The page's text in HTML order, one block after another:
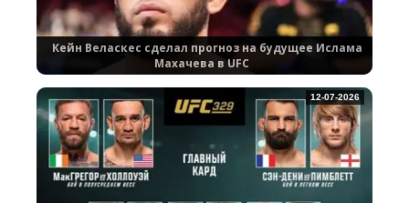
Кейн Веласкес сделал прогноз на будущее Ислама
Махачева в UFC
12-07-2026